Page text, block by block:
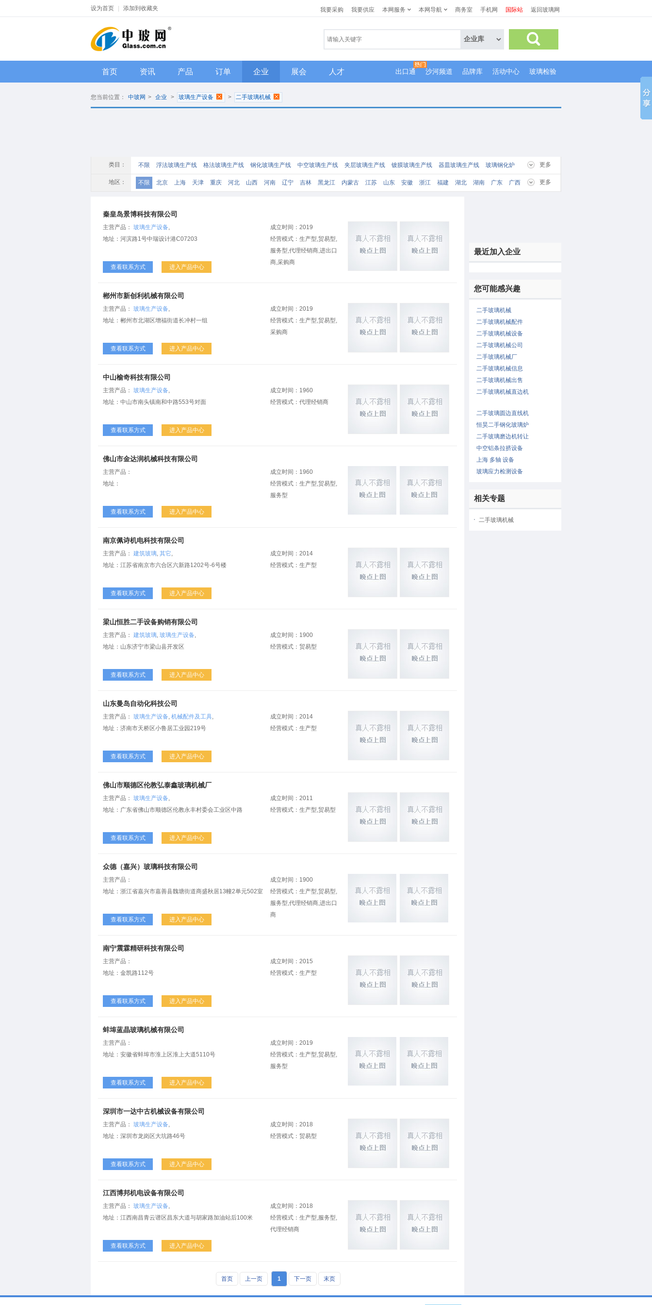
设为首页 添加到收藏夹 我要采购 我要供应 本网服务 本网导航 商务室 手机网 国际站 返回玻璃网
首页 资讯 产品 订单 企业 展会 人才 出口通 沙河频道 品牌库 活动中心 玻璃检验
您当前位置： 中玻网 > 企业 > 玻璃生产设备 > 二手玻璃机械
类目： 更多
不限 浮法玻璃生产线 格法玻璃生产线 钢化玻璃生产线 中空玻璃生产线 夹层玻璃生产线 镀膜玻璃生产线 器皿玻璃生产线
玻璃钢化炉
热熔炉
玻璃钻孔机
印花机
离心机
二手玻璃机械
中空玻璃设备 玻璃水刀
地区： 更多
不限 北京 上海 天津 重庆 河北 山西 河南 辽宁 吉林 黑龙江 内蒙古 江苏 山东 安徽 浙江 福建 湖北 湖南 广东
广西
秦皇岛景博科技有限公司
主营产品： 玻璃生产设备,
地址：河滨路1号中瑞设计港C07203
成立时间：2019
经营模式：生产型,贸易型,
服务型,代理经销商,进出口
商,采购商
查看联系方式 进入产品中心
郴州市新创利机械有限公司
主营产品： 玻璃生产设备,
地址：郴州市北湖区增福街道长冲村一组
成立时间：2019
经营模式：生产型,贸易型,
采购商
查看联系方式 进入产品中心
中山榆奇科技有限公司
主营产品： 玻璃生产设备,
地址：中山市南头镇南和中路553号对面
成立时间：1960
经营模式：代理经销商
查看联系方式 进入产品中心
佛山市金达润机械科技有限公司
主营产品：
地址：
成立时间：1960
经营模式：生产型,贸易型,
服务型
查看联系方式 进入产品中心
南京佩诗机电科技有限公司
主营产品： 建筑玻璃, 其它,
地址：江苏省南京市六合区六新路1202号-6号楼
成立时间：2014
经营模式：生产型
查看联系方式 进入产品中心
梁山恒胜二手设备购销有限公司
主营产品： 建筑玻璃, 玻璃生产设备,
地址：山东济宁市梁山县开发区
成立时间：1900
经营模式：贸易型
查看联系方式 进入产品中心
山东曼岛自动化科技公司
主营产品： 玻璃生产设备, 机械配件及工具,
地址：济南市天桥区小鲁居工业园219号
成立时间：2014
经营模式：生产型
查看联系方式 进入产品中心
佛山市顺德区伦教弘泰鑫玻璃机械厂
主营产品： 玻璃生产设备,
地址：广东省佛山市顺德区伦教永丰村委会工业区中路
成立时间：2011
经营模式：生产型,贸易型
查看联系方式 进入产品中心
众德（嘉兴）玻璃科技有限公司
主营产品：
地址：浙江省嘉兴市嘉善县魏塘街道商盛秋居13幢2单元502室
成立时间：1900
经营模式：生产型,贸易型,
服务型,代理经销商,进出口
商
查看联系方式 进入产品中心
南宁震霖精研科技有限公司
主营产品：
地址：金凯路112号
成立时间：2015
经营模式：生产型
查看联系方式 进入产品中心
蚌埠蓝晶玻璃机械有限公司
主营产品：
地址：安徽省蚌埠市淮上区淮上大道5110号
成立时间：2019
经营模式：生产型,贸易型,
服务型
查看联系方式 进入产品中心
深圳市一达中古机械设备有限公司
主营产品： 玻璃生产设备,
地址：深圳市龙岗区大坑路46号
成立时间：2018
经营模式：贸易型
查看联系方式 进入产品中心
江西博邦机电设备有限公司
主营产品： 玻璃生产设备,
地址：江西南昌青云谱区昌东大道与胡家路加油站后100米
成立时间：2018
经营模式：生产型,服务型,
代理经销商
查看联系方式 进入产品中心
首页 上一页 1 下一页 末页
最近加入企业
您可能感兴趣
的
二手玻璃机械
二手玻璃机械配件
二手玻璃机械设备
二手玻璃机械公司
二手玻璃机械厂
二手玻璃机械信息
二手玻璃机械出售
二手玻璃机械直边机
二手玻璃圆边直线机
恒昊二手钢化玻璃炉
二手玻璃磨边机转让
中空铝条拉挤设备
上海 多轴 设备
玻璃应力检测设备
相关专题
二手玻璃机械